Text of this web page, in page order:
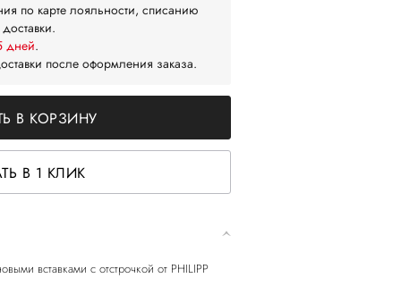
по карте лояльности, списанию
дней.
после оформления заказа.
В КОРЗИНУ
В 1 КЛИК
вставками с отстрочкой от PHILIPP